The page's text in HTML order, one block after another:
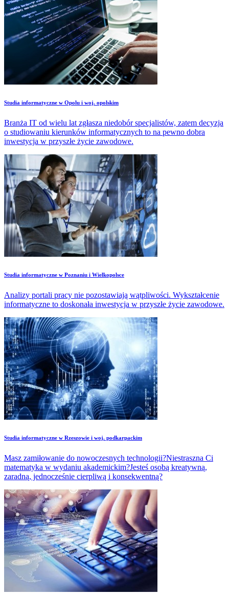
Studia informatyczne w Opolu i woj. opolskim
Branża IT od wielu lat zgłasza niedobór specjalistów, zatem decyzja
o studiowaniu kierunków informatycznych to na pewno dobra
inwestycja w przyszłe życie zawodowe.
Studia informatyczne w Poznaniu i Wielkopolsce
Analizy portali pracy nie pozostawiają wątpliwości. Wykształcenie
informatyczne to doskonała inwestycja w przyszłe życie zawodowe.
Studia informatyczne w Rzeszowie i woj. podkarpackim
Masz zamiłowanie do nowoczesnych technologii?Niestraszna Ci
matematyka w wydaniu akademickim?Jesteś osobą kreatywną,
zaradną, jednocześnie cierpliwą i konsekwentną?